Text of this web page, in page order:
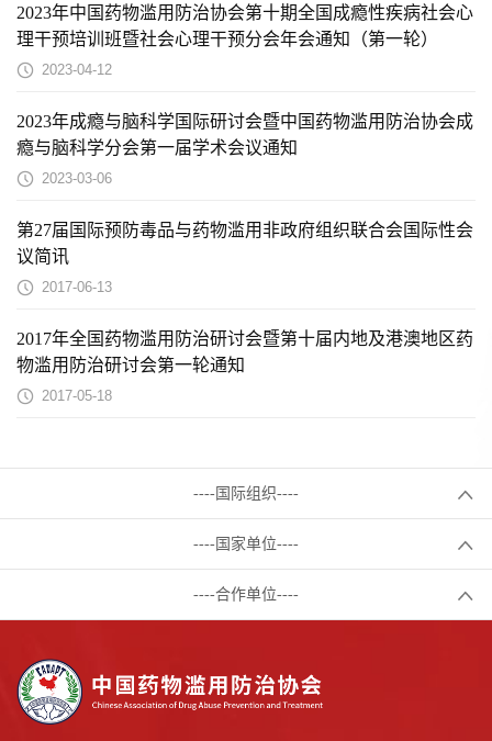
2023年中国药物滥用防治协会第十期全国成瘾性疾病社会心
理干预培训班暨社会心理干预分会年会通知（第一轮）
2023-04-12
2023年成瘾与脑科学国际研讨会暨中国药物滥用防治协会成
瘾与脑科学分会第一届学术会议通知
2023-03-06
第27届国际预防毒品与药物滥用非政府组织联合会国际性会
议简讯
2017-06-13
2017年全国药物滥用防治研讨会暨第十届内地及港澳地区药
物滥用防治研讨会第一轮通知
2017-05-18
----国际组织----
----国家单位----
----合作单位----